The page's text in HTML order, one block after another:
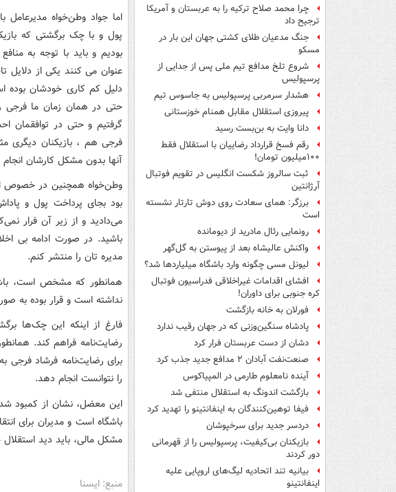
چرا محمد صلاح ترکیه را به عربستان و آمریکا
ترجیح داد
جنگ مدعیان طلای کشتی جهان این بار در
مسکو
شروع تلخ مدافع تیم ملی پس از جدایی از
پرسپولیس
هشدار سرمربی پرسپولیس به جاسوس تیم
پیروزی استقلال مقابل همنام خوزستانی
دانا وایت به بن‌بست رسید
رقم فسخ قرارداد رضاییان با استقلال فقط
۱۰۰میلیون تومان!
ثبت سالروز شکست انگلیس در تقویم فوتبال
آرژانتین
برزگر: همای سعادت روی دوش تارتار نشسته
است
رونمایی رئال مادرید از دیومانده
واکنش عالیشاه بعد از پیوستن به گل‌گهر
لیونل مسی چگونه وارد باشگاه میلیاردها شد؟
افشای اقدامات غیراخلاقی فدراسیون فوتبال
کره جنوبی برای داوران!
فورلان به خانه بازگشت
پادشاه سنگین‌وزنی که در جهان رقیب ندارد
دشان از دست عربستان فرار کرد
صنعت‌نفت آبادان ۲ مدافع جدید جذب کرد
آینده نامعلوم طارمی در المپیاکوس
بازگشت اندونگ به استقلال منتفی شد
فیفا توهین‌کنندگان به اینفانتینو را تهدید کرد
دردسر جدید برای سرخپوشان
بازیکنان بی‌کیفیت، پرسپولیس را از قهرمانی
دور کردند
بیانیه تند اتحادیه لیگ‌های اروپایی علیه
اینفانتینو
اما جواد وطن‌خواه مدیرعامل
پول و با چک برگشتی که
بودیم و باید با توجه به
عنوان می کنند یکی از دلایل
دلیل کم کاری خودشان
حتی در همان زمان ما فرجی
گرفتیم و حتی در توافقمان
فرجی هم ، بازیکنان دیگری
آنها بدون مشکل کارشان
وطن‌خواه همچنین در خصوص
بود بجای پرداخت پول و
می‌دادید و از زیر آن فرار
باشید. در صورت ادامه بی
مدیره تان را منتشر کنم.
همانطور که مشخص است،
نداشته است و قرار بوده به
فارغ از اینکه این چک‌ها
رضایت‌نامه فراهم کند.
برای رضایت‌نامه فرشاد فرجی
را نتوانست انجام دهد.
این معضل، نشان از کمبود
باشگاه است و مدیران برای
مشکل مالی، باید دید
منبع: ایسنا